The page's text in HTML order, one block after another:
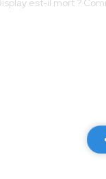
est-il mort ?